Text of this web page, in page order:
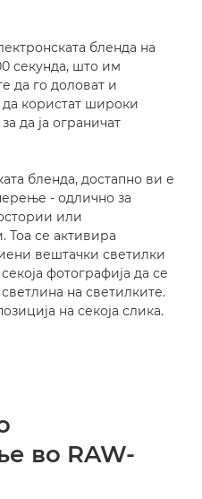
бленда на
секунда, што им
да го доловат и
користат широки
да ја ограничат
бленда, достапно ви е
- одлично за
или
Тоа се активира
вештачки светилки
фотографија да се
на светилките.
на секоја слика.
во RAW-